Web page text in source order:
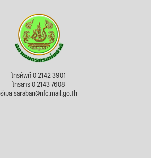
โทรศัพท์ 0 2142 3901
โทรสาร 0 2143 7608
อีเมล saraban@nfc.mail.go.th